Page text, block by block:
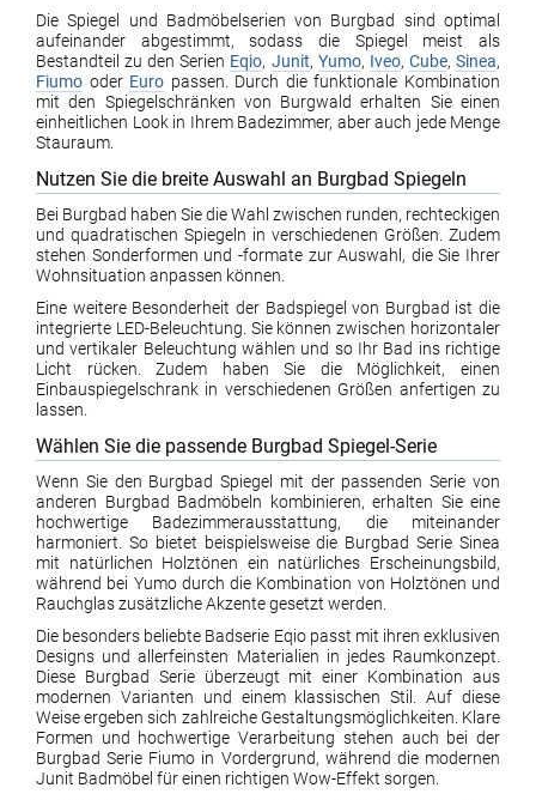
Die Spiegel und Badmöbelserien von Burgbad sind optimal
aufeinander abgestimmt, sodass die Spiegel meist als
Bestandteil zu den Serien Eqio, Junit, Yumo, Iveo, Cube,Sinea,
Fiumo oder Euro passen. Durch die funktionale Kombination
mit den Spiegelschränken von Burgwald erhalten Sie einen
einheitlichen Look in Ihrem Badezimmer, aber auch jede Menge
Stauraum.
Nutzen Sie die breite Auswahl an Burgbad Spiegeln
Bei Burgbad haben Sie die Wahl zwischen runden, rechteckigen
und quadratischen Spiegeln in verschiedenen Größen. Zudem
stehen Sonderformen und -formate zur Auswahl, die Sie Ihrer
Wohnsituation anpassen können.
Eine weitere Besonderheit der Badspiegel von Burgbad ist die
integrierte LED-Beleuchtung. Sie können zwischen horizontaler
und vertikaler Beleuchtung wählen und so Ihr Bad ins richtige
Licht rücken. Zudem haben Sie die Möglichkeit, einen
Einbauspiegelschrank in verschiedenen Größen anfertigen zu
lassen.
Wählen Sie die passende Burgbad Spiegel-Serie
Wenn Sie den Burgbad Spiegel mit der passenden Serie von
anderen Burgbad Badmöbeln kombinieren, erhalten Sie eine
hochwertige Badezimmerausstattung, die miteinander
harmoniert. So bietet beispielsweise die Burgbad Serie Sinea
mit natürlichen Holztönen ein natürliches Erscheinungsbild,
während bei Yumo durch die Kombination von Holztönen und
Rauchglas zusätzliche Akzente gesetzt werden.
Die besonders beliebte Badserie Eqio passt mit ihren exklusiven
Designs und allerfeinsten Materialien in jedes Raumkonzept.
Diese Burgbad Serie überzeugt mit einer Kombination aus
modernen Varianten und einem klassischen Stil. Auf diese
Weise ergeben sich zahlreiche Gestaltungsmöglichkeiten. Klare
Formen und hochwertige Verarbeitung stehen auch bei der
Burgbad Serie Fiumo in Vordergrund, während die modernen
Junit Badmöbel für einen richtigen Wow-Effekt sorgen.